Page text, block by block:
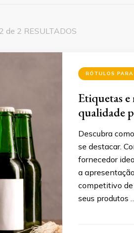
de 2 RESULTADOS
RÓTULOS
Etiquetas e
qualidade
Descubra
se destacar.
fornecedor
a
competitivo de
seus produtos